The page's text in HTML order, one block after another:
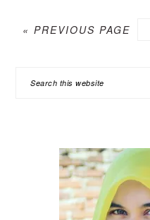
«GO
PREVIOUS PAGE
Search